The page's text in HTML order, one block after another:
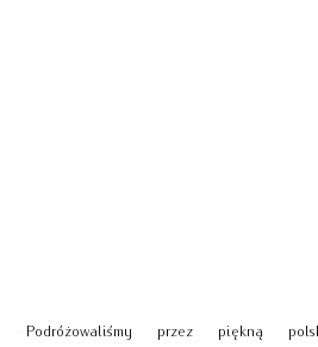
Podróżowaliśmy przez piękną